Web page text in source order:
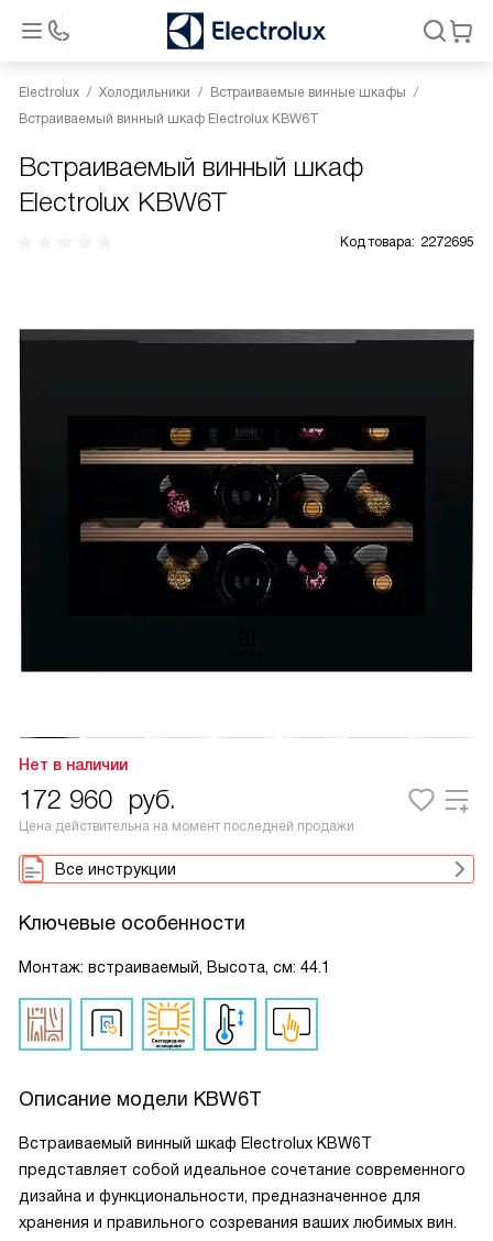
Electrolux Холодильники
Встраиваемые винные шкафы
Встраиваемый винный шкаф Electrolux KBW6T
Встраиваемый винный шкаф
Electrolux KBW6T
Код товара: 2272695
Нет в наличии
172 960 руб.
Цена действительна на момент последней продажи
Все инструкции
Ключевые особенности
Монтаж: встраиваемый, Высота, см: 44.1
Описание модели KBW6T
Встраиваемый винный шкаф Electrolux KBW6T
представляет собой идеальное сочетание современного
дизайна и функциональности, предназначенное для
хранения и правильного созревания ваших любимых вин.